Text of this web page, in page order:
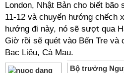
London, Nhật Bản cho biết bão
11-12 và chuyển hướng chếch
hướng đi này, nó sẽ sượt qua
Giờ rồi sẽ quét vào Bến Tre và
Bạc Liêu, Cà Mau.
Bộ trưởng